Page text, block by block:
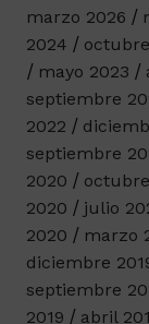
marzo 2026
2024
mayo 2023
septiembre
2022
septiembre
2020
2020
julio
2020
marzo
diciembre
septiembre
2019
abril